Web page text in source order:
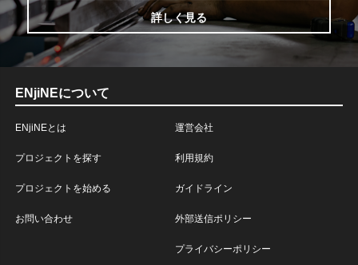
詳しく見る
ENjiNEについて
ENjiNEとは
プロジェクトを探す
プロジェクトを始める
お問い合わせ
運営会社
利用規約
ガイドライン
外部送信ポリシー
プライバシーポリシー